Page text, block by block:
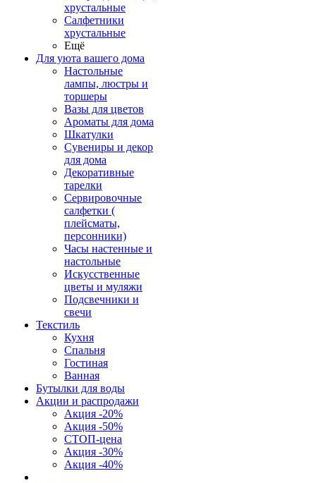
хрустальные
Салфетники
хрустальные
Ещё
Для уюта вашего дома
Настольные
лампы, люстры и
торшеры
Вазы для цветов
Ароматы для дома
Шкатулки
Сувениры и декор
для дома
Декоративные
тарелки
Сервировочные
салфетки (
плейсматы,
персонники)
Часы настенные и
настольные
Искусственные
цветы и муляжи
Подсвечники и
свечи
Текстиль
Кухня
Спальня
Гостиная
Ванная
Бутылки для воды
Акции и распродажи
Акция -20%
Акция -50%
СТОП-цена
Акция -30%
Акция -40%